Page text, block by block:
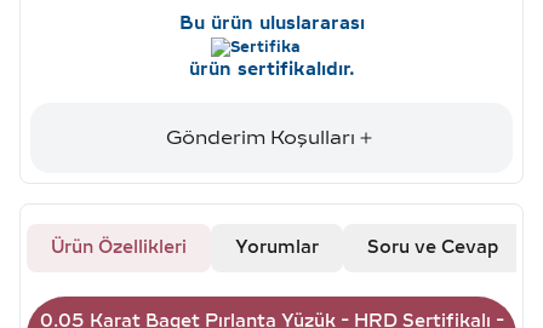
Bu ürün uluslararası
ürün sertifikalıdır.
Gönderim Koşulları
Ürün Özellikleri Yorumlar Soru ve Cevap
0.05 Karat Baget Pırlanta Yüzük - HRD Sertifikalı -